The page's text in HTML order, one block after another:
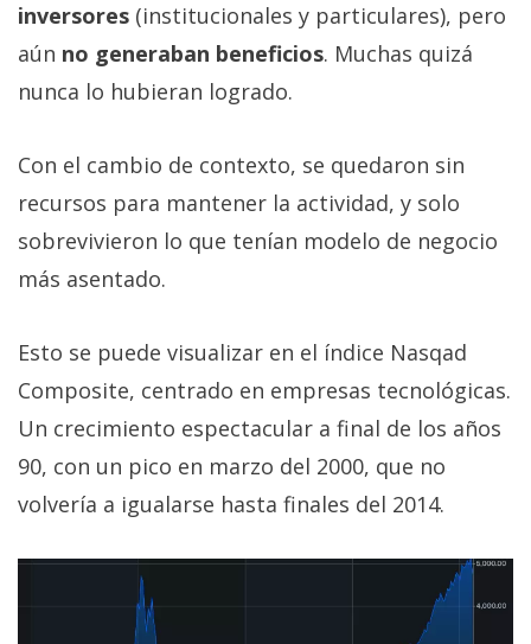
inversores (institucionales y particulares), pero
aún no generaban beneficios. Muchas quizá
nunca lo hubieran logrado.
Con el cambio de contexto, se quedaron sin
recursos para mantener la actividad, y solo
sobrevivieron lo que tenían modelo de negocio
más asentado.
Esto se puede visualizar en el índice Nasqad
Composite, centrado en empresas tecnológicas.
Un crecimiento espectacular a final de los años
90, con un pico en marzo del 2000, que no
volvería a igualarse hasta finales del 2014.